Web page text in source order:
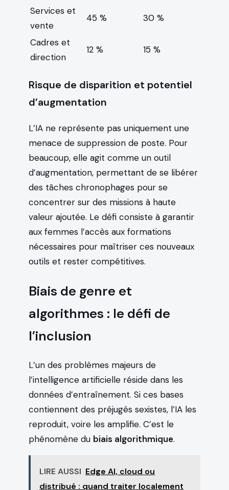
Services et
vente
45 % 30 %
Cadres et
direction
12 % 15 %
Risque de disparition et potentiel
d’augmentation
L’IA ne représente pas uniquement une
menace de suppression de poste. Pour
beaucoup, elle agit comme un outil
d’augmentation, permettant de se libérer
des tâches chronophages pour se
concentrer sur des missions à haute
valeur ajoutée. Le défi consiste à garantir
aux femmes l’accès aux formations
nécessaires pour maîtriser ces nouveaux
outils et rester compétitives.
Biais de genre et
algorithmes : le défi de
l’inclusion
L’un des problèmes majeurs de
l’intelligence artificielle réside dans les
données d’entraînement. Si ces bases
contiennent des préjugés sexistes, l’IA les
reproduit, voire les amplifie. C’est le
phénomène du biais algorithmique.
LIRE AUSSI Edge AI, cloud ou
distribué : quand traiter localement